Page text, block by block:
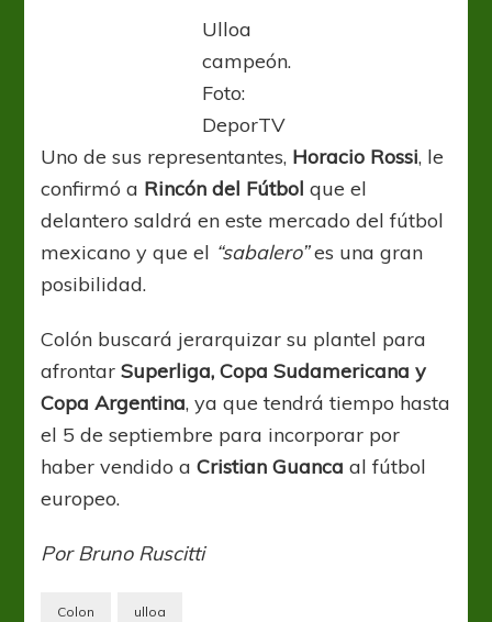
Ulloa
campeón.
Foto:
DeporTV
Uno de sus representantes, Horacio Rossi, le
confirmó a Rincón del Fútbol que el
delantero saldrá en este mercado del fútbol
mexicano y que el “sabalero”es una gran
posibilidad.
Colón buscará jerarquizar su plantel para
afrontarSuperliga, Copa Sudamericana y
Copa Argentina, ya que tendrá tiempo hasta
el 5 de septiembre para incorporar por
haber vendido aCristian Guanca al fútbol
europeo.
Por Bruno Ruscitti
Colon ulloa